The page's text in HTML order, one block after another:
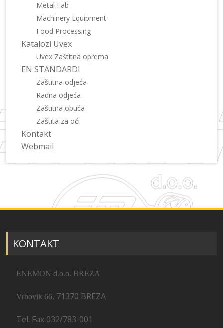
Metal Fab
Machinery Equipment
Food Processing
Katalozi Uvex
Uvex Zaštitna oprema
EN STANDARDI
Zaštitna odjeća
Radna odjeća
Zaštitna obuća
Zaštita za oči
Kontakt
Webmail
KONTAKT
ENEMON d.o.o. BREZA
Vrbovik 66, 71370 BREZA
Tel. Fax 032/783-001